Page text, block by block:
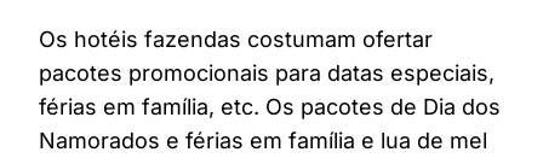
Os hotéis fazendas costumam ofertar
pacotes promocionais para datas especiais,
férias em família, etc. Os pacotes de Dia dos
Namorados e férias em família e lua de mel